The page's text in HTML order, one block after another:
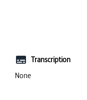
Transcription
None